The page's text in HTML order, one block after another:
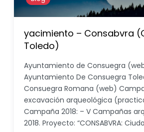
yacimiento – Consabvra
Toledo)
Ayuntamiento de Consuegra
Ayuntamiento De Consuegra
Consuegra Romana (web)
excavación arqueológica
Campaña 2018: – V Campañas
2018. Proyecto: “CONSABVRA: